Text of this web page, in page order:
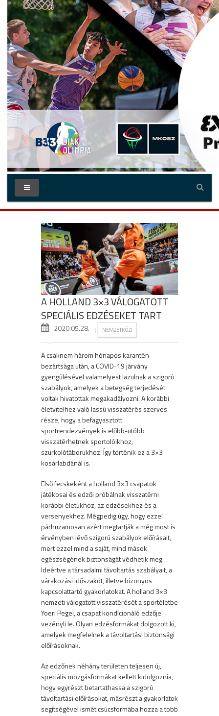
A HOLLAND 3×3 VÁLOGATOTT
SPECIÁLIS EDZÉSEKET TART
2020.05.28. | NEMZETKÖZI
A csaknem három hónapos karantén
bezártsága után, a COVID-19 járvány
gyengülésével valamelyest lazulnak a szigorú
szabályok, amelyek a betegség terjedését
voltak hivatottak megakadályozni. A korábbi
életvitelhez való lassú visszatérés szerves
része, hogy a befagyasztott
sportrendezvények is előbb-utóbb
visszatérhetnek sportolóikhoz,
szurkolótáborukhoz. Így történik ez a 3×3
kosárlabdánál is.
Első fecskeként a holland 3×3 csapatok
játékosai és edzői próbálnak visszatérni
korábbi életükhöz, az edzésekhez és a
versenyekhez. Mégpedig úgy, hogy ezzel
párhuzamosan azért megtartják a még most is
érvényben lévő szigorú szabályok előírásait,
mert ezzel mind a saját, mind mások
egészségének biztonságát védhetik meg.
Ideértve a társadalmi távoltartás szabályait, a
várakozási időszakot, illetve bizonyos
kapcsolattartó gyakorlatokat. A holland 3×3
nemzeti válogatott visszatérését a sportéletbe
Yoeri Pegel, a csapat kondícionáló edzője
vezényli le. Olyan edzésformákat dolgozott ki,
amelyek megfelelnek a távoltartási biztonsági
előírásoknak.
Az edzőnek néhány területen teljesen új,
speciális mozgásformákat kellett kidolgoznia,
hogy egyrészt betartathassa a szigorú
távoltartási előírásokat, másrészt a gyakorlatok
segítségével ismét csúcsformába hozza a több